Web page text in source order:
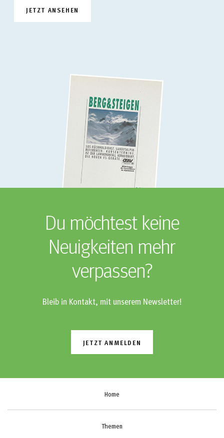
JETZT ANSEHEN
Du möchtest keine
Neuigkeiten mehr
verpassen?
Bleib in Kontakt, mit unserem Newsletter!
JETZT ANMELDEN
Home
Themen